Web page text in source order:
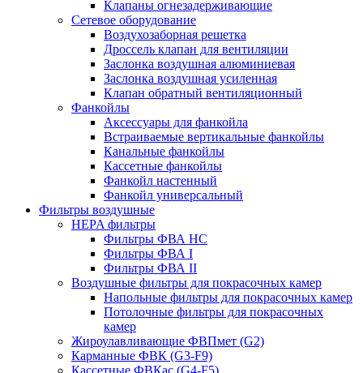
Клапаны огнезадерживающие
Сетевое оборудование
Воздухозаборная решетка
Дроссель клапан для вентиляции
Заслонка воздушная алюминиевая
Заслонка воздушная усиленная
Клапан обратный вентиляционный
Фанкойлы
Аксессуары для фанкойла
Встраиваемые вертикальные фанкойлы
Канальные фанкойлы
Кассетные фанкойлы
Фанкойл настенный
Фанкойл универсальный
Фильтры воздушные
HEPA фильтры
Фильтры ФВА HC
Фильтры ФВА I
Фильтры ФВА II
Воздушные фильтры для покрасочных камер
Напольные фильтры для покрасочных камер
Потолочные фильтры для покрасочных
камер
Жироулавливающие ФВПмет (G2)
Карманные ФВК (G3-F9)
Кассетные ФВКас (G4-F5)